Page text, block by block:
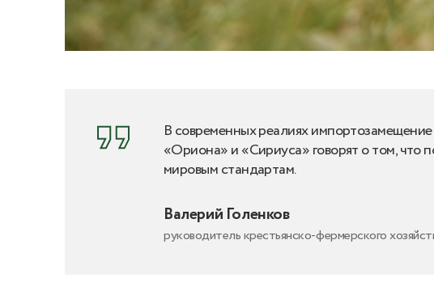
В современных реалиях импортозамещение
«Ориона» и «Сириуса» говорят о том, что
мировым стандартам.
Валерий Голенков
руководитель крестьянско-фермерского